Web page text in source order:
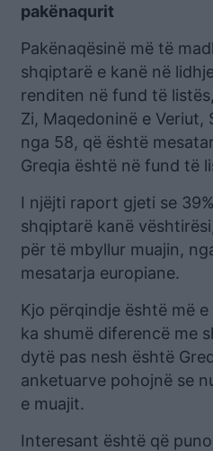
pakënaqurit
Pakënaqësinë më të
shqiptarë e kanë në
renditen në fund të
Zi, Maqedoninë e Veriut,
nga 58, që është
Greqia është në fund të
I njëjti raport gjeti se
shqiptarë kanë
për të mbyllur muajin,
mesatarja europiane.
Kjo përqindje është më
ka shumë diferencë me
dytë pas nesh është
anketuarve pohojnë se
e muajit.
Interesant është që